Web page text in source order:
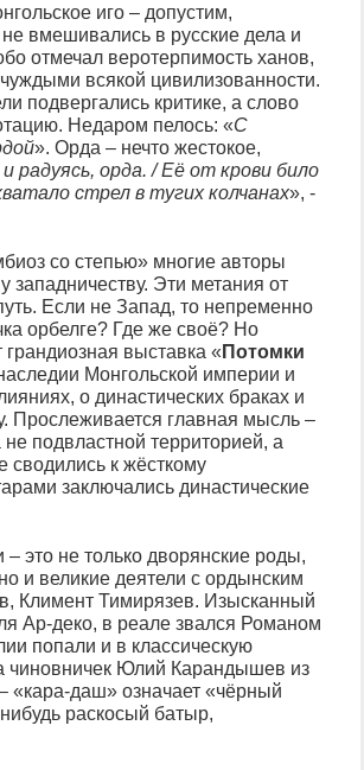
иго – допустим,
вмешивались в русские дела и
отмечал веротерпимость ханов,
всякой цивилизованности.
подвергались критике, а слово
Недаром пелось: «С
». Орда – нечто жестокое,
и радуясь, орда. / Её от крови било
стрел в тугих колчанах», -
со степью» многие авторы
западничеству. Эти метания от
Если не Запад, то непременно
орбелге? Где же своё? Но
грандиозная выставка « Потомки
Монгольской империи и
о династических браках и
Прослеживается главная мысль –
подвластной территорией, а
сводились к жёсткому
заключались династические
это не только дворянские роды,
и великие деятели с ордынским
Климент Тимирязев. Изысканный
Ар-деко, в реале звался Романом
попали и в классическую
чиновничек Юлий Карандышев из
«кара-даш» означает «чёрный
раскосый батыр,